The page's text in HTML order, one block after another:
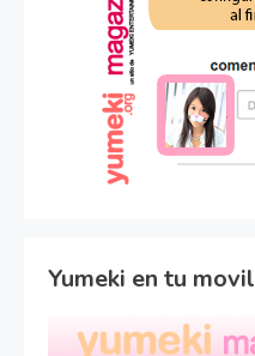
Yumeki en tu movil